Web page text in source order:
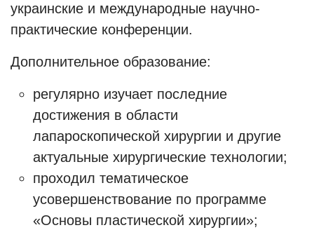
украинские и международные научно-
практические конференции.
Дополнительное образование:
регулярно изучает последние
достижения в области
лапароскопической хирургии и другие
актуальные хирургические технологии;
проходил тематическое
усовершенствование по программе
«Основы пластической хирургии»;